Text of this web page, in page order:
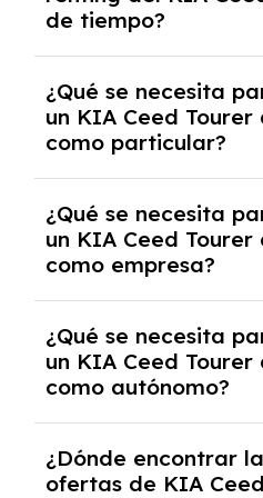
debido al resultado del
económica.
de tiempo?
pero puede haber
cancelación anticipada.
las condiciones del
experto que te asesore.
¿Qué se necesita
un KIA Ceed
como particular?
y, en algunos casos,
crediticia y un pago
¿Qué se necesita
un KIA Ceed
como empresa?
documentación
casos, un informe de
y un pago inicial.
¿Qué se necesita
un KIA Ceed
como autónomo?
autónomos, justificante
algunos casos, un
¿Dónde encontrar
ofertas de KIA